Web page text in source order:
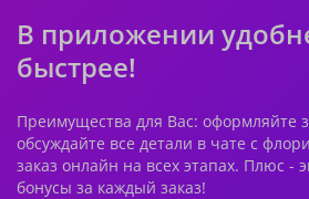
В приложении
быстрее!
Преимущества для Вас: оформляйте
обсуждайте все детали в чате с
заказ онлайн на всех этапах. Плюс -
бонусы за каждый заказ!